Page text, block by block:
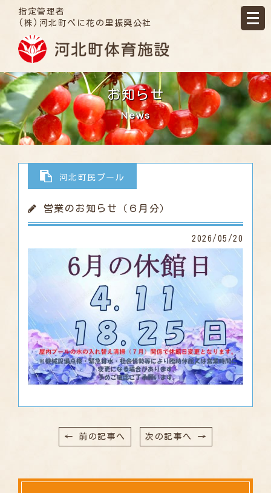
指定管理者
(株)河北町べに花の里振興公社
お知らせ
News
河北町民プール
営業のお知らせ（６月分）
2026/05/20
← 前の記事へ 次の記事へ →